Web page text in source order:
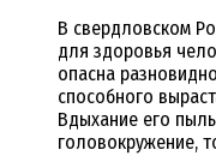
В свердловском
для здоровья
опасна
способного
Вдыхание его
головокружение,